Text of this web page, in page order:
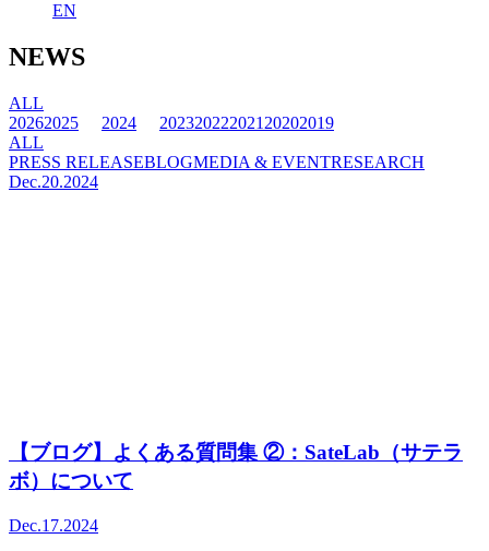
EN
NEWS
ALL
20262025 2024 202320222021 20202019
ALL
PRESS RELEASEBLOGMEDIA & EVENTRESEARCH
Dec.20.2024
【ブログ】よくある質問集 ②：SateLab（サテラ
ボ）について
Dec.17.2024